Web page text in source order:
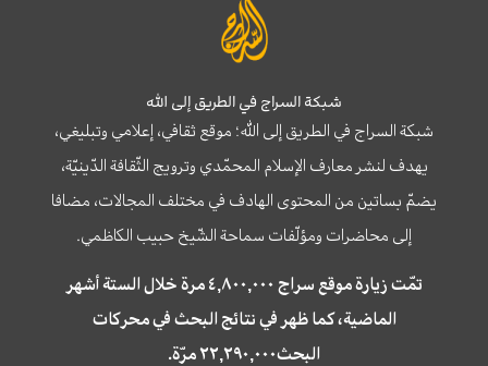
شبكة السراج في الطريق إلى الله
شبكة السراج في الطريق إلى الله؛ موقع ثقافي، إعلامي وتبليغي،
يهدف لنشر معارف الإسلام المحمّدي وترويج الثّقافة الدّينيّة،
يضمّ بساتين من المحتوى الهادف في مختلف المجالات، مضافا
إلى محاضرات ومؤلّفات سماحة الشّيخ حبيب الكاظمي.
تمّت زيارة موقع سراج ٤,٨٠٠,٠٠٠ مرة خلال الستة أشهر
الماضية، كما ظهر في نتائج البحث في محركات
البحث٢٢,٢٩٠,٠٠٠ مرّة.